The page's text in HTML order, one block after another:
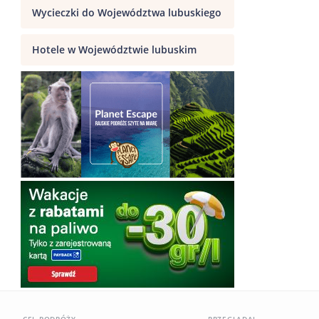
Wycieczki do Województwa lubuskiego
Hotele w Województwie lubuskim